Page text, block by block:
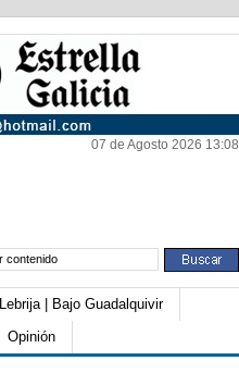
07 de Agosto 2026 13:08
Lebrija | Bajo Guadalquivir
Opinión